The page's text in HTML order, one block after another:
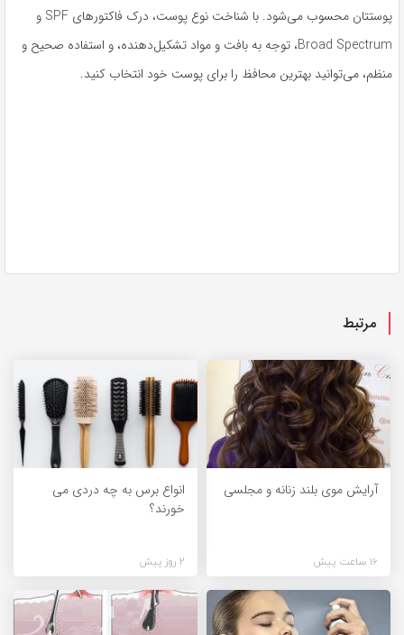
پوستتان محسوب می‌شود. با شناخت نوع پوست، درک فاکتورهای SPF و
Broad Spectrum، توجه به بافت و مواد تشکیل‌دهنده، و استفاده صحیح و
منظم، می‌توانید بهترین محافظ را برای پوست خود انتخاب کنید.
مرتبط
آرایش موی بلند زنانه و مجلسی
16 ساعت پیش
انواع برس به چه دردی می
خورند؟
2 روز پیش